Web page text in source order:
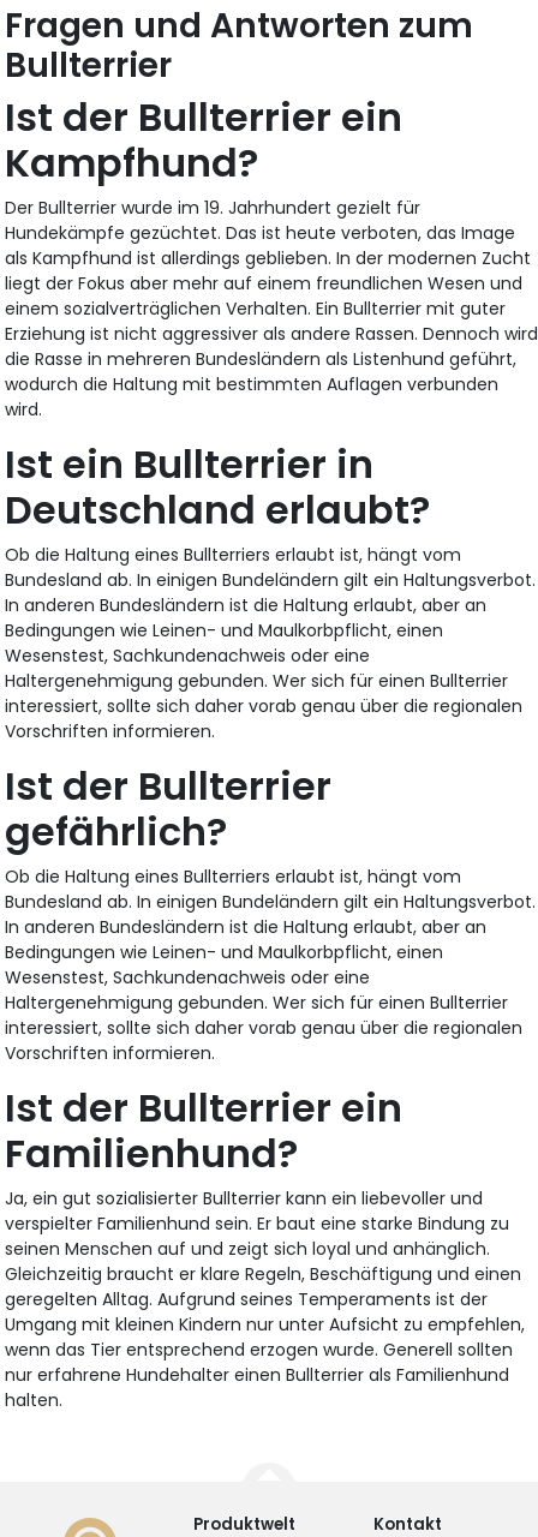
Fragen und Antworten zum
Bullterrier
Ist der Bullterrier ein
Kampfhund?
Der Bullterrier wurde im 19. Jahrhundert gezielt für
Hundekämpfe gezüchtet. Das ist heute verboten, das Image
als Kampfhund ist allerdings geblieben. In der modernen Zucht
liegt der Fokus aber mehr auf einem freundlichen Wesen und
einem sozialverträglichen Verhalten. Ein Bullterrier mit guter
Erziehung ist nicht aggressiver als andere Rassen. Dennoch wird
die Rasse in mehreren Bundesländern als Listenhund geführt,
wodurch die Haltung mit bestimmten Auflagen verbunden
wird.
Ist ein Bullterrier in
Deutschland erlaubt?
Ob die Haltung eines Bullterriers erlaubt ist, hängt vom
Bundesland ab. In einigen Bundeländern gilt ein Haltungsverbot.
In anderen Bundesländern ist die Haltung erlaubt, aber an
Bedingungen wie Leinen- und Maulkorbpflicht, einen
Wesenstest, Sachkundenachweis oder eine
Haltergenehmigung gebunden. Wer sich für einen Bullterrier
interessiert, sollte sich daher vorab genau über die regionalen
Vorschriften informieren.
Ist der Bullterrier
gefährlich?
Ob die Haltung eines Bullterriers erlaubt ist, hängt vom
Bundesland ab. In einigen Bundeländern gilt ein Haltungsverbot.
In anderen Bundesländern ist die Haltung erlaubt, aber an
Bedingungen wie Leinen- und Maulkorbpflicht, einen
Wesenstest, Sachkundenachweis oder eine
Haltergenehmigung gebunden. Wer sich für einen Bullterrier
interessiert, sollte sich daher vorab genau über die regionalen
Vorschriften informieren.
Ist der Bullterrier ein
Familienhund?
Ja, ein gut sozialisierter Bullterrier kann ein liebevoller und
verspielter Familienhund sein. Er baut eine starke Bindung zu
seinen Menschen auf und zeigt sich loyal und anhänglich.
Gleichzeitig braucht er klare Regeln, Beschäftigung und einen
geregelten Alltag. Aufgrund seines Temperaments ist der
Umgang mit kleinen Kindern nur unter Aufsicht zu empfehlen,
wenn das Tier entsprechend erzogen wurde. Generell sollten
nur erfahrene Hundehalter einen Bullterrier als Familienhund
halten.
Produktwelt Kontakt